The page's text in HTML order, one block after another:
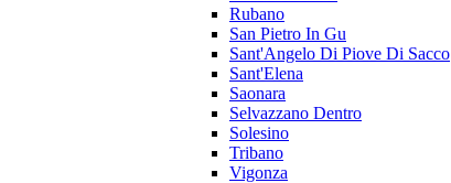
Rubano
San Pietro In Gu
Sant'Angelo Di Piove Di Sacco
Sant'Elena
Saonara
Selvazzano Dentro
Solesino
Tribano
Vigonza